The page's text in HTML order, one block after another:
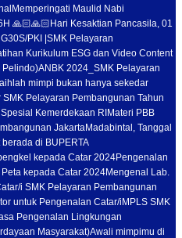
Memperingati Maulid Nabi
🙏🏻🙏🏻 Hari Kesaktian Pancasila, 01
PKI |SMK Pelayaran
Kurikulum ESG dan Video Content
Pelindo)ANBK 2024_SMK Pelayaran
mimpi bukan hanya sekedar
Pelayaran Pembangunan Tahun
Kemerdekaan RI Materi PBB
JakartaMadabintal, Tanggal
di BUPERTA
kepada Catar 2024Pengenalan
kepada Catar 2024Mengenal Lab.
i SMK Pelayaran Pembangunan
untuk Pengenalan Catar/i MPLS SMK
Pengenalan Lingkungan
Masyarakat)Awali mimpimu di